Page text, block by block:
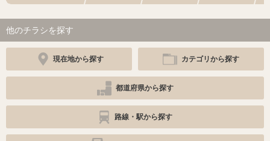
他のチラシを探す
現在地から探す カテゴリから探す
都道府県から探す
路線・駅から探す